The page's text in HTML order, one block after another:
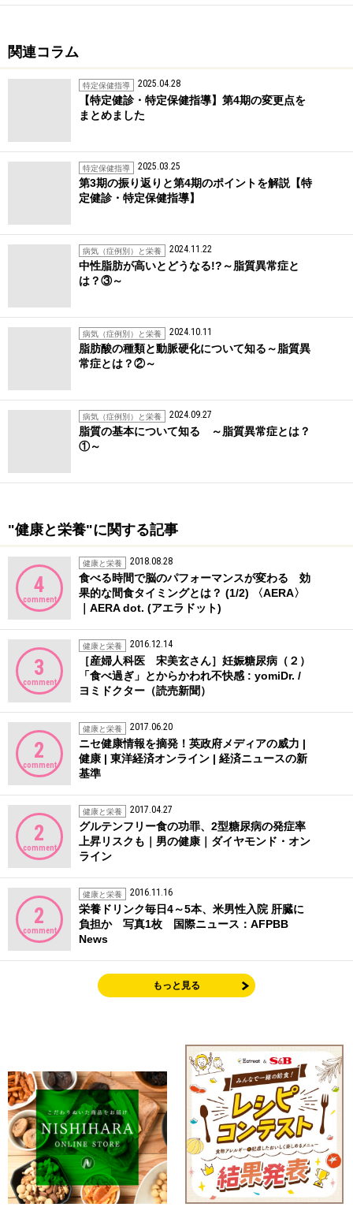
関連コラム
特定保健指導 2025.04.28
【特定健診・特定保健指導】第4期の変更点を
まとめました
特定保健指導 2025.03.25
第3期の振り返りと第4期のポイントを解説【特
定健診・特定保健指導】
病気（症例別）と栄養 2024.11.22
中性脂肪が高いとどうなる!?～脂質異常症と
は？③～
病気（症例別）と栄養 2024.10.11
脂肪酸の種類と動脈硬化について知る～脂質異
常症とは？②～
病気（症例別）と栄養 2024.09.27
脂質の基本について知る ～脂質異常症とは？
①～
"健康と栄養"に関する記事
4
comment
健康と栄養 2018.08.28
食べる時間で脳のパフォーマンスが変わる 効
果的な間食タイミングとは？ (1/2) 〈AERA〉
｜AERA dot. (アエラドット)
3
comment
健康と栄養 2016.12.14
［産婦人科医 宋美玄さん］妊娠糖尿病（２）
「食べ過ぎ」とからかわれ不快感 : yomiDr. /
ヨミドクター（読売新聞）
2
comment
健康と栄養 2017.06.20
ニセ健康情報を摘発！英政府メディアの威力 |
健康 | 東洋経済オンライン | 経済ニュースの新
基準
2
comment
健康と栄養 2017.04.27
グルテンフリー食の功罪、2型糖尿病の発症率
上昇リスクも｜男の健康｜ダイヤモンド・オン
ライン
2
comment
健康と栄養 2016.11.16
栄養ドリンク毎日4～5本、米男性入院 肝臓に
負担か 写真1枚 国際ニュース：AFPBB
News
もっと見る